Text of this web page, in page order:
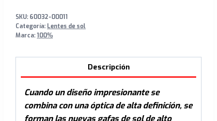
SKU: 60032-00011
Categoría: Lentes de sol
Marca:100%
Descripción
Cuando un diseño impresionante se
combina con una óptica de alta definición, se